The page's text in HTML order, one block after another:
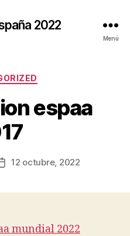
2022
Menú
espaa
Fecha12 octubre, 2022